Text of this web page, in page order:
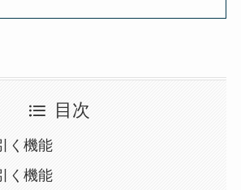
目次
く機能
く機能